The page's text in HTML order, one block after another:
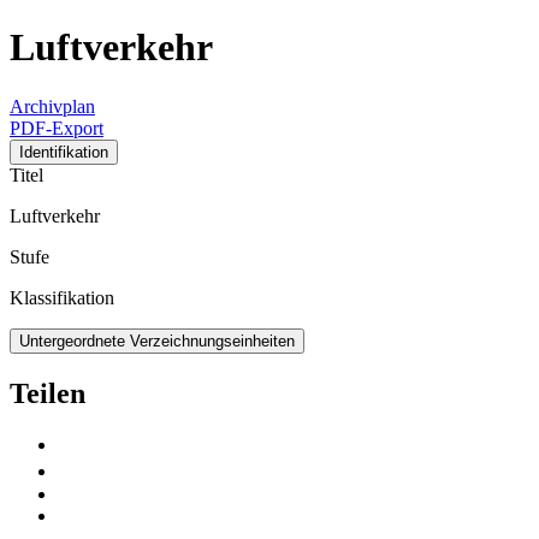
Luftverkehr
Archivplan
PDF-Export
Identifikation
Titel
Luftverkehr
Stufe
Klassifikation
Untergeordnete Verzeichnungseinheiten
Teilen